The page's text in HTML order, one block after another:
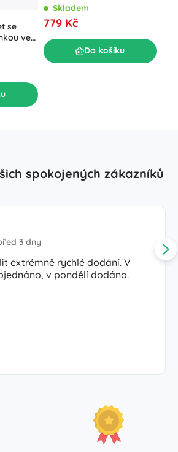
se
ve
Skladem
779 Kč
Do košíku
spokojených zákazníků
3 dny
extrémně rychlé dodání. V
v pondělí dodáno.